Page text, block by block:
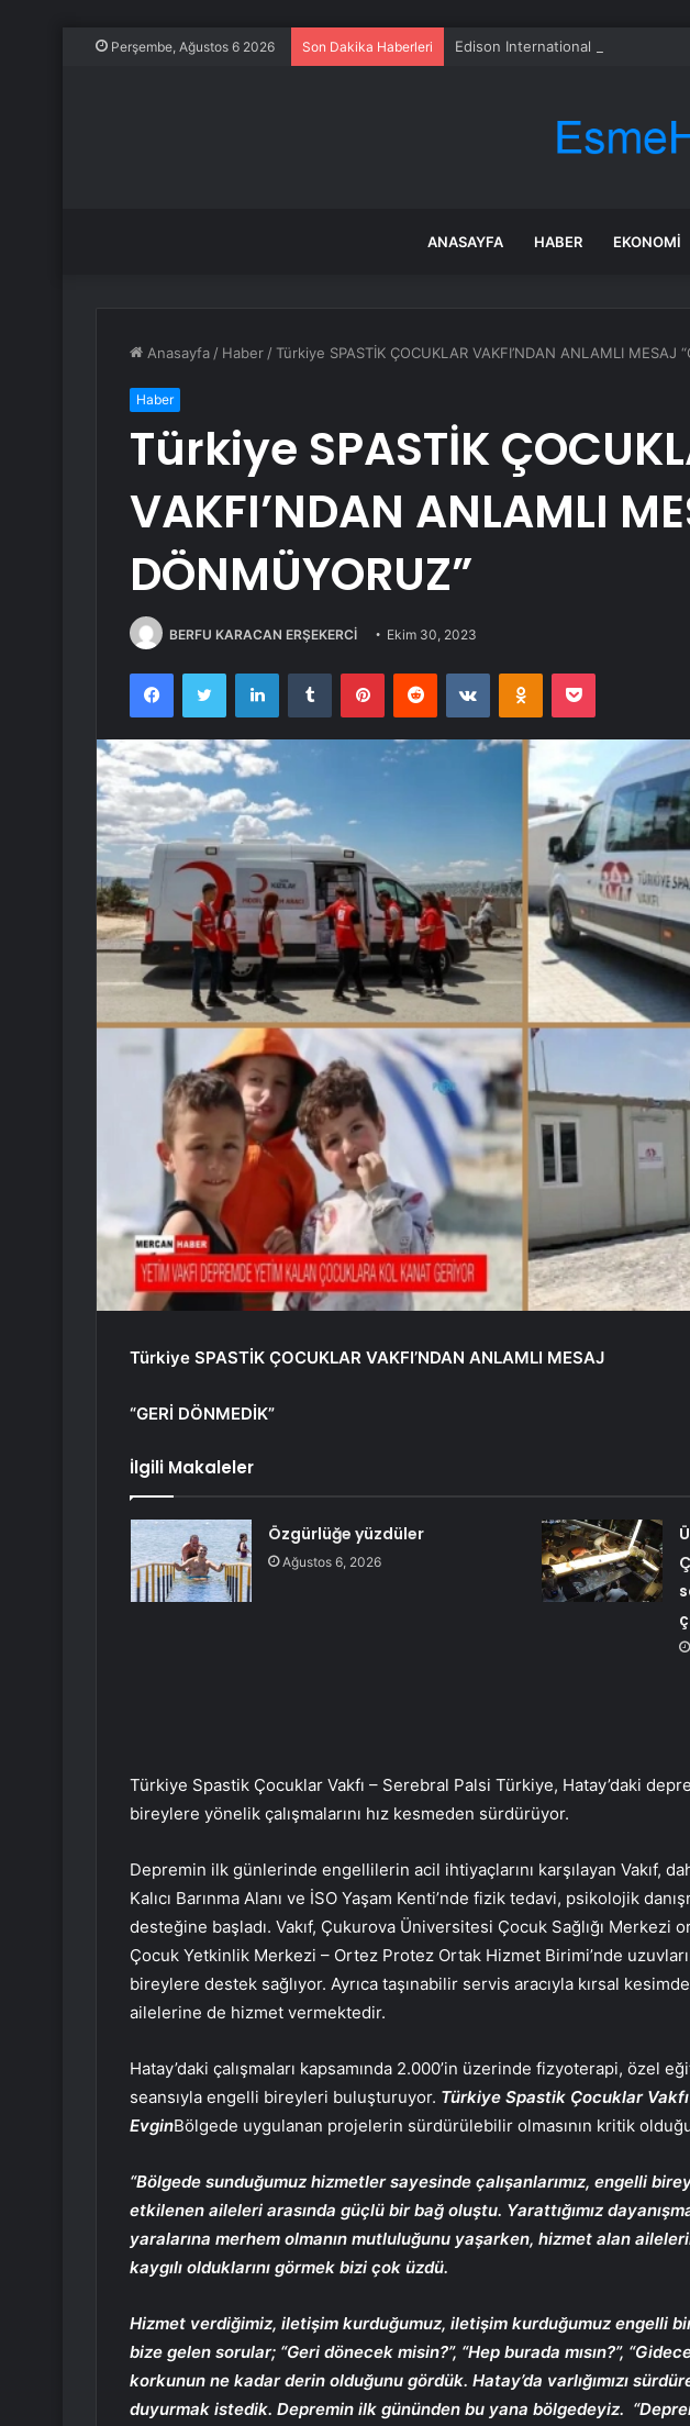
Perşembe, Ağustos 6 2026 Son Dakika Haberleri Edison International hisseleri
ANASAYFA HABER EKONOMI
Anasayfa / Haber /Türkiye SPASTİK ÇOCUKLAR VAKFI’NDAN ANLAMLI MESAJ
Haber
Türkiye SPASTİK
VAKFI’NDAN ANLAMLI
DÖNMÜYORUZ”
BERFU KARACAN ERŞEKERCİ Ekim 30, 2023
FacebookTwitter LinkedInTumblr PinterestReddit VKontakteOdnoklassniki
Pocket
Türkiye SPASTİK ÇOCUKLAR VAKFI’NDAN ANLAMLI MESAJ
“GERİ DÖNMEDİK”
İlgili Makaleler
Özgürlüğe yüzdüler
Ağustos 6, 2026
Türkiye Spastik Çocuklar Vakfı – Serebral Palsi Türkiye, Hatay’daki
bireylere yönelik çalışmalarını hız kesmeden sürdürüyor.
Depremin ilk günlerinde engellilerin acil ihtiyaçlarını karşılayan Vakıf,
Kalıcı Barınma Alanı ve İSO Yaşam Kenti’nde fizik tedavi, psikolojik
desteğine başladı. Vakıf, Çukurova Üniversitesi Çocuk Sağlığı Merkezi
Çocuk Yetkinlik Merkezi – Ortez Protez Ortak Hizmet Birimi’nde
bireylere destek sağlıyor. Ayrıca taşınabilir servis aracıyla kırsal
ailelerine de hizmet vermektedir.
Hatay’daki çalışmaları kapsamında 2.000’in üzerinde fizyoterapi, özel
seansıyla engelli bireyleri buluşturuyor. Türkiye Spastik Çocuklar
EvginBölgede uygulanan projelerin sürdürülebilir olmasının kritik
“Bölgede sunduğumuz hizmetler sayesinde çalışanlarımız, engelli
etkilenen aileleri arasında güçlü bir bağ oluştu. Yarattığımız
yaralarına merhem olmanın mutluluğunu yaşarken, hizmet alan
kaygılı olduklarını görmek bizi çok üzdü.
Hizmet verdiğimiz, iletişim kurduğumuz, iletişim kurduğumuz engelli
bize gelen sorular; “Geri dönecek misin?”, “Hep burada mısın?”,
korkunun ne kadar derin olduğunu gördük. Hatay’da varlığımızı
duyurmak istedik. Depremin ilk gününden bu yana bölgedeyiz.